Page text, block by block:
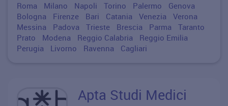
Roma Milano Napoli Torino Palermo
Genova
Bologna
Firenze Bari Catania Venezia
Verona
Messina
Padova Trieste Brescia Parma
Taranto
Prato
Modena Reggio Calabria
Reggio Emilia
Perugia
Livorno Ravenna Cagliari
Apta Studi Medici